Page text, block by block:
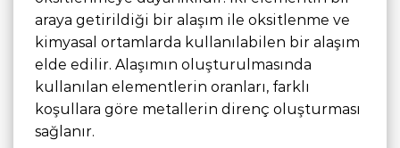
araya getirildiği bir alaşım ile oksitlenme ve
kimyasal ortamlarda kullanılabilen bir alaşım
elde edilir. Alaşımın oluşturulmasında
kullanılan elementlerin oranları, farklı
koşullara göre metallerin direnç oluşturması
sağlanır.